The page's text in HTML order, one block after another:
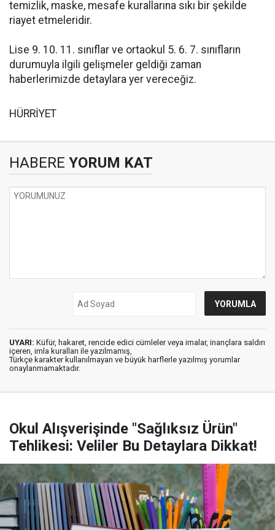
temizlik, maske, mesafe kurallarına sıkı bir şekilde
riayet etmeleridir.
Lise 9. 10. 11. sınıflar ve ortaokul 5. 6. 7. sınıfların
durumuyla ilgili gelişmeler geldiği zaman
haberlerimizde detaylara yer vereceğiz.
HÜRRİYET
HABERE YORUM KAT
UYARI: Küfür, hakaret, rencide edici cümleler veya imalar, inançlara saldırı
içeren, imla kuralları ile yazılmamış,
Türkçe karakter kullanılmayan ve büyük harflerle yazılmış yorumlar
onaylanmamaktadır.
Okul Alışverişinde "Sağlıksız Ürün"
Tehlikesi: Veliler Bu Detaylara Dikkat!